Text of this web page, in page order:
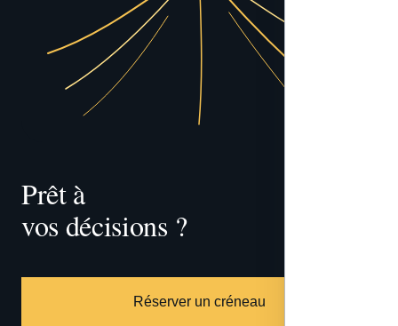
Prêt à
tracer
vos décisions ?
Réserver un créneau